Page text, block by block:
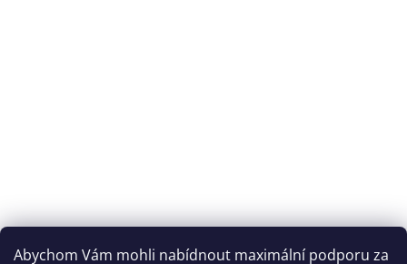
Abychom Vám mohli nabídnout maximální podporu za